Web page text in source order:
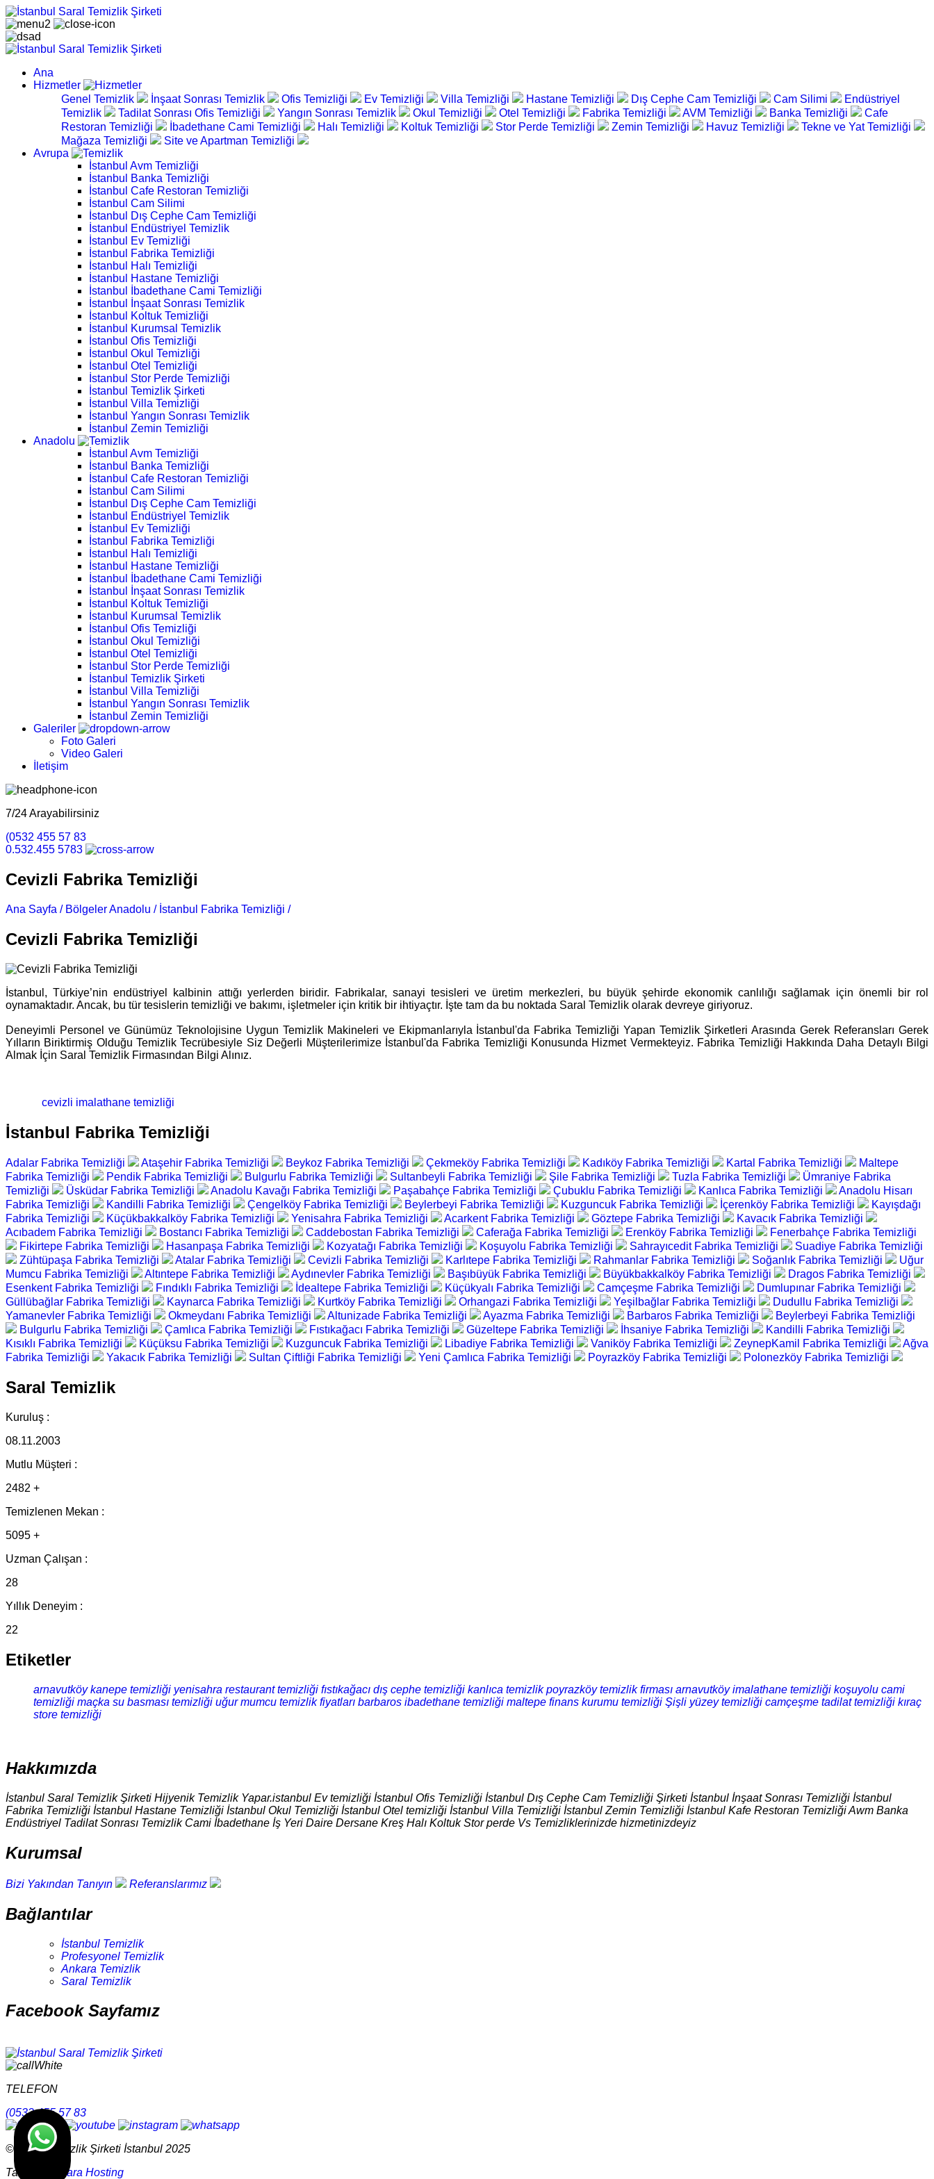
Ana
Hizmetler
Genel Temizlik
İnşaat Sonrası Temizlik Ofis Temizliği Ev Temizliği Villa Temizliği Hastane Temizliği Dış Cephe Cam Temizliği Cam Silimi
Endüstriyel
Temizlik
Tadilat Sonrası Ofis Temizliği Yangın Sonrası Temizlik Okul Temizliği Otel Temizliği Fabrika Temizliği AVM Temizliği Banka Temizliği
Cafe
Restoran Temizliği
İbadethane Cami Temizliği Halı Temizliği Koltuk Temizliği Stor Perde Temizliği Zemin Temizliği Havuz Temizliği
Tekne ve Yat Temizliği
Mağaza Temizliği
Site ve Apartman Temizliği
Avrupa
İstanbul Avm Temizliği
İstanbul Banka Temizliği
İstanbul Cafe Restoran Temizliği
İstanbul Cam Silimi
İstanbul Dış Cephe Cam Temizliği
İstanbul Endüstriyel Temizlik
İstanbul Ev Temizliği
İstanbul Fabrika Temizliği
İstanbul Halı Temizliği
İstanbul Hastane Temizliği
İstanbul İbadethane Cami Temizliği
İstanbul İnşaat Sonrası Temizlik
İstanbul Koltuk Temizliği
İstanbul Kurumsal Temizlik
İstanbul Ofis Temizliği
İstanbul Okul Temizliği
İstanbul Otel Temizliği
İstanbul Stor Perde Temizliği
İstanbul Temizlik Şirketi
İstanbul Villa Temizliği
İstanbul Yangın Sonrası Temizlik
İstanbul Zemin Temizliği
Anadolu
İstanbul Avm Temizliği
İstanbul Banka Temizliği
İstanbul Cafe Restoran Temizliği
İstanbul Cam Silimi
İstanbul Dış Cephe Cam Temizliği
İstanbul Endüstriyel Temizlik
İstanbul Ev Temizliği
İstanbul Fabrika Temizliği
İstanbul Halı Temizliği
İstanbul Hastane Temizliği
İstanbul İbadethane Cami Temizliği
İstanbul İnşaat Sonrası Temizlik
İstanbul Koltuk Temizliği
İstanbul Kurumsal Temizlik
İstanbul Ofis Temizliği
İstanbul Okul Temizliği
İstanbul Otel Temizliği
İstanbul Stor Perde Temizliği
İstanbul Temizlik Şirketi
İstanbul Villa Temizliği
İstanbul Yangın Sonrası Temizlik
İstanbul Zemin Temizliği
Galeriler
Foto Galeri
Video Galeri
İletişim
7/24 Arayabilirsiniz
(0532 455 57 83
0.532.455 5783
Cevizli Fabrika Temizliği
Ana Sayfa / Bölgeler Anadolu / İstanbul Fabrika Temizliği /
Cevizli Fabrika Temizliği
İstanbul, Türkiye’nin endüstriyel kalbinin attığı yerlerden biridir. Fabrikalar, sanayi tesisleri ve üretim merkezleri, bu büyük şehirde ekonomik canlılığı sağlamak için önemli bir rol
oynamaktadır. Ancak, bu tür tesislerin temizliği ve bakımı, işletmeler için kritik bir ihtiyaçtır. İşte tam da bu noktada Saral Temizlik olarak devreye giriyoruz.
Deneyimli Personel ve Günümüz Teknolojisine Uygun Temizlik Makineleri ve Ekipmanlarıyla İstanbul'da Fabrika Temizliği Yapan Temizlik Şirketleri Arasında Gerek Referansları Gerek
Yılların Biriktirmiş Olduğu Temizlik Tecrübesiyle Siz Değerli Müşterilerimize İstanbul'da Fabrika Temizliği Konusunda Hizmet Vermekteyiz. Fabrika Temizliği Hakkında Daha Detaylı Bilgi
Almak İçin Saral Temizlik Firmasından Bilgi Alınız.
cevizli imalathane temizliği
İstanbul Fabrika Temizliği
Adalar Fabrika Temizliği Ataşehir Fabrika Temizliği Beykoz Fabrika Temizliği Çekmeköy Fabrika Temizliği Kadıköy Fabrika Temizliği Kartal Fabrika Temizliği
Maltepe
Fabrika Temizliği
Pendik Fabrika Temizliği Bulgurlu Fabrika Temizliği Sultanbeyli Fabrika Temizliği Şile Fabrika Temizliği Tuzla Fabrika Temizliği
Ümraniye Fabrika
Temizliği
Üsküdar Fabrika Temizliği Anadolu Kavağı Fabrika Temizliği Paşabahçe Fabrika Temizliği Çubuklu Fabrika Temizliği Kanlıca Fabrika Temizliği
Anadolu Hisarı
Fabrika Temizliği
Kandilli Fabrika Temizliği Çengelköy Fabrika Temizliği Beylerbeyi Fabrika Temizliği Kuzguncuk Fabrika Temizliği İçerenköy Fabrika Temizliği
Kayışdağı
Fabrika Temizliği
Küçükbakkalköy Fabrika Temizliği Yenisahra Fabrika Temizliği Acarkent Fabrika Temizliği Göztepe Fabrika Temizliği
Kavacık Fabrika Temizliği
Acıbadem Fabrika Temizliği
Bostancı Fabrika Temizliği Caddebostan Fabrika Temizliği Caferağa Fabrika Temizliği Erenköy Fabrika Temizliği
Fenerbahçe Fabrika Temizliği
Fikirtepe Fabrika Temizliği
Hasanpaşa Fabrika Temizliği Kozyatağı Fabrika Temizliği Koşuyolu Fabrika Temizliği Sahrayıcedit Fabrika Temizliği
Suadiye Fabrika Temizliği
Zühtüpaşa Fabrika Temizliği
Atalar Fabrika Temizliği Cevizli Fabrika Temizliği Karlıtepe Fabrika Temizliği Rahmanlar Fabrika Temizliği Soğanlık Fabrika Temizliği
Uğur
Mumcu Fabrika Temizliği
Altıntepe Fabrika Temizliği Aydınevler Fabrika Temizliği Başıbüyük Fabrika Temizliği Büyükbakkalköy Fabrika Temizliği
Dragos Fabrika Temizliği
Esenkent Fabrika Temizliği
Fındıklı Fabrika Temizliği İdealtepe Fabrika Temizliği Küçükyalı Fabrika Temizliği Camçeşme Fabrika Temizliği
Dumlupınar Fabrika Temizliği
Güllübağlar Fabrika Temizliği
Kaynarca Fabrika Temizliği Kurtköy Fabrika Temizliği Orhangazi Fabrika Temizliği Yeşilbağlar Fabrika Temizliği
Dudullu Fabrika Temizliği
Yamanevler Fabrika Temizliği
Okmeydanı Fabrika Temizliği Altunizade Fabrika Temizliği Ayazma Fabrika Temizliği Barbaros Fabrika Temizliği
Beylerbeyi Fabrika Temizliği
Bulgurlu Fabrika Temizliği
Çamlıca Fabrika Temizliği Fıstıkağacı Fabrika Temizliği Güzeltepe Fabrika Temizliği İhsaniye Fabrika Temizliği
Kandilli Fabrika Temizliği
Kısıklı Fabrika Temizliği
Küçüksu Fabrika Temizliği Kuzguncuk Fabrika Temizliği Libadiye Fabrika Temizliği Vaniköy Fabrika Temizliği ZeynepKamil Fabrika Temizliği
Ağva
Fabrika Temizliği
Yakacık Fabrika Temizliği Sultan Çiftliği Fabrika Temizliği Yeni Çamlıca Fabrika Temizliği Poyrazköy Fabrika Temizliği Polonezköy Fabrika Temizliği
Saral Temizlik
Kuruluş :
08.11.2003
Mutlu Müşteri :
2482 +
Temizlenen Mekan :
5095 +
Uzman Çalışan :
28
Yıllık Deneyim :
22
Etiketler
arnavutköy kanepe temizliği yenisahra restaurant temizliği fıstıkağacı dış cephe temizliği kanlıca temizlik poyrazköy temizlik firması arnavutköy imalathane temizliği koşuyolu cami
temizliği maçka su basması temizliği uğur mumcu temizlik fiyatları barbaros ibadethane temizliği maltepe finans kurumu temizliği Şişli yüzey temizliği camçeşme tadilat temizliği kıraç
store temizliği
Hakkımızda
İstanbul Saral Temizlik Şirketi Hijyenik Temizlik Yapar.istanbul Ev temizliği İstanbul Ofis Temizliği İstanbul Dış Cephe Cam Temizliği Şirketi İstanbul İnşaat Sonrası Temizliği İstanbul
Fabrika Temizliği İstanbul Hastane Temizliği İstanbul Okul Temizliği İstanbul Otel temizliği İstanbul Villa Temizliği İstanbul Zemin Temizliği İstanbul Kafe Restoran Temizliği Awm Banka
Endüstriyel Tadilat Sonrası Temizlik Cami İbadethane İş Yeri Daire Dersane Kreş Halı Koltuk Stor perde Vs Temizliklerinizde hizmetinizdeyiz
Kurumsal
Bizi Yakından Tanıyın Referanslarımız
Bağlantılar
İstanbul Temizlik
Profesyonel Temizlik
Ankara Temizlik
Saral Temizlik
Facebook Sayfamız
TELEFON
(0532 455 57 83
© Saral Temizlik Şirketi İstanbul 2025
Tasarım
Ankara Hosting